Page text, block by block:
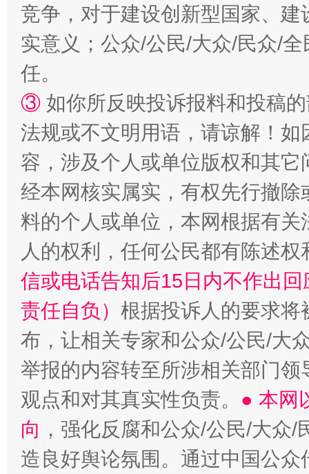
竞争，对于建设创新型国家、
实意义；公众/公民/大众/民众/
任。
③ 如你所反映投诉报料和投稿
法规或不文明用语，请谅解！
容，涉及个人或单位版权和其它
经本网核实属实，有权先行撤
料的个人或单位，本网根据有
人的权利，任何公民都有陈述
信或电话告知后15日内不作出
责任自负） 根据投诉人的要求将
布，让相关专家和公众/公民/大
举报的内容转至所涉相关部门
观点和对其真实性负责。 ● 本网
向 ，强化反腐和公众/公民/大众
造良好舆论氛围。通过中国公